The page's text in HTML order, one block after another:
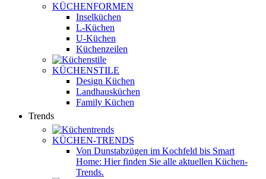
KÜCHENFORMEN
Inselküchen
L-Küchen
U-Küchen
Küchenzeilen
KÜCHENSTILE
Design Küchen
Landhausküchen
Family Küchen
Trends
KÜCHEN-TRENDS
Von Dunstabzügen im Kochfeld bis Smart
Home: Hier finden Sie alle aktuellen Küchen-
Trends.